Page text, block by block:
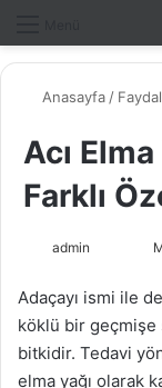
Anasayfa /
Acı
Farklı
admin
l
l
o
w
r
e
-
p
Adaçayı ismi ile
köklü bir geçmişe
bitkidir. Tedavi
elma yağı olarak